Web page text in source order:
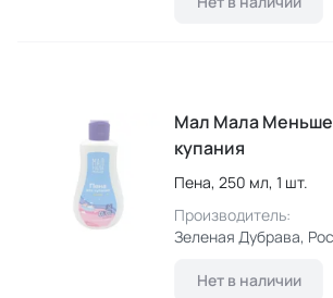
Мал Мала Меньше
купания
Пена, 250 мл, 1 шт.
Производитель:
Зеленая Дубрава,
Нет в наличии